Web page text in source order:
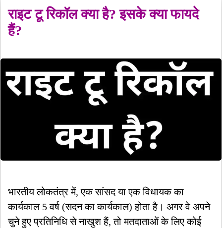
राइट टू रिकॉल क्या है? इसके क्या फायदे
हैं?
भारतीय लोकतंत्र में, एक सांसद या एक विधायक का
कार्यकाल 5 वर्ष (सदन का कार्यकाल) होता है। अगर वे अपने
चुने हुए प्रतिनिधि से नाखुश हैं, तो मतदाताओं के लिए कोई